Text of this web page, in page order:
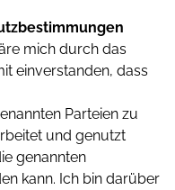
mich durch das
einverstanden, dass
Parteien zu
und genutzt
genannten
kann. Ich bin darüber